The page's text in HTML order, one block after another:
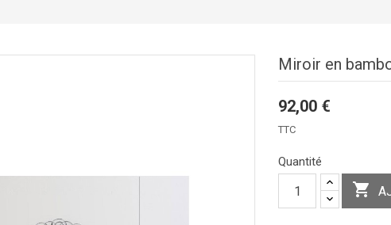
Miroir en
92,00 €
TTC
Quantité
